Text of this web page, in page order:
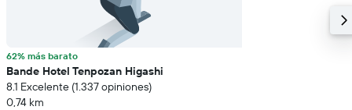
62% más barato
Bande Hotel Tenpozan Higashi
8.1 Excelente (1.337 opiniones)
0,74 km